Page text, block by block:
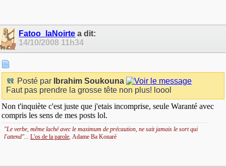
Fatoo_laNoirte a dit:
14/10/2008 11h34
Posté par
Ibrahim Soukouna
Faut pas prendre la grosse tête non plus! loool
Non t'inquiète c'est juste que j'etais incomprise, seule Waranté avec
compris les sens de mes posts lol.
"Le verbe, même laché avec le maximum de précaution, ne sait jamais le sort qui
l'attend"... L'os de la parole, Adame Ba Konaré